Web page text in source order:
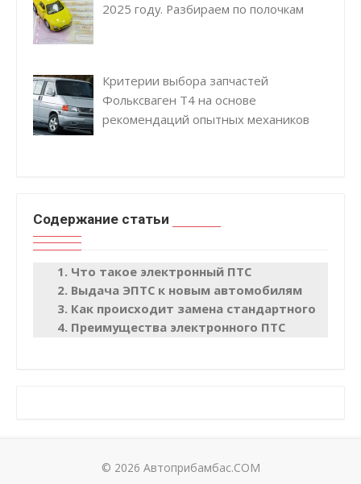
2025 году. Разбираем по полочкам
Критерии выбора запчастей
Фольксваген Т4 на основе
рекомендаций опытных механиков
Содержание статьи
Что такое электронный ПТС
Выдача ЭПТС к новым автомобилям
Как происходит замена стандартного ПТС
Преимущества электронного ПТС
© 2026 Автоприбамбас.COM